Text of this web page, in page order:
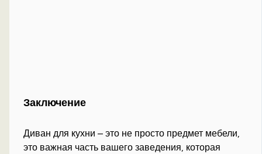
Заключение
Диван для кухни – это не просто предмет мебели,
это важная часть вашего заведения, которая